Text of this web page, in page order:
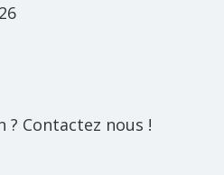
? Contactez nous !